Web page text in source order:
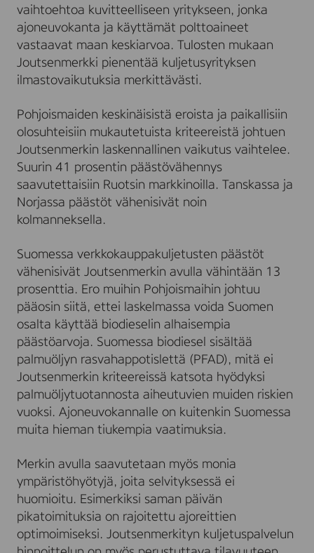
vaihtoehtoa kuvitteelliseen yritykseen, jonka
ajoneuvokanta ja käyttämät polttoaineet
vastaavat maan keskiarvoa. Tulosten mukaan
Joutsenmerkki pienentää kuljetusyrityksen
ilmastovaikutuksia merkittävästi.
Pohjoismaiden keskinäisistä eroista ja paikallisiin
olosuhteisiin mukautetuista kriteereistä johtuen
Joutsenmerkin laskennallinen vaikutus vaihtelee.
Suurin 41 prosentin päästövähennys
saavutettaisiin Ruotsin markkinoilla. Tanskassa ja
Norjassa päästöt vähenisivät noin
kolmanneksella.
Suomessa verkkokauppakuljetusten päästöt
vähenisivät Joutsenmerkin avulla vähintään 13
prosenttia. Ero muihin Pohjoismaihin johtuu
pääosin siitä, ettei laskelmassa voida Suomen
osalta käyttää biodieselin alhaisempia
päästöarvoja. Suomessa biodiesel sisältää
palmuöljyn rasvahappotislettä (PFAD), mitä ei
Joutsenmerkin kriteereissä katsota hyödyksi
palmuöljytuotannosta aiheutuvien muiden riskien
vuoksi. Ajoneuvokannalle on kuitenkin Suomessa
muita hieman tiukempia vaatimuksia.
Merkin avulla saavutetaan myös monia
ympäristöhyötyjä, joita selvityksessä ei
huomioitu. Esimerkiksi saman päivän
pikatoimituksia on rajoitettu ajoreittien
optimoimiseksi. Joutsenmerkityn kuljetuspalvelun